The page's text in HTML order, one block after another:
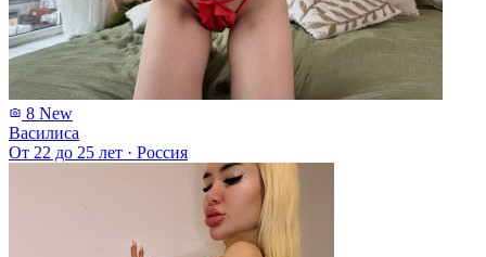
8 New
Василиса
От 22 до 25 лет · Россия